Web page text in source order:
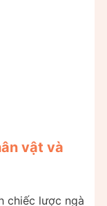
vật và
chiếc lược ngà